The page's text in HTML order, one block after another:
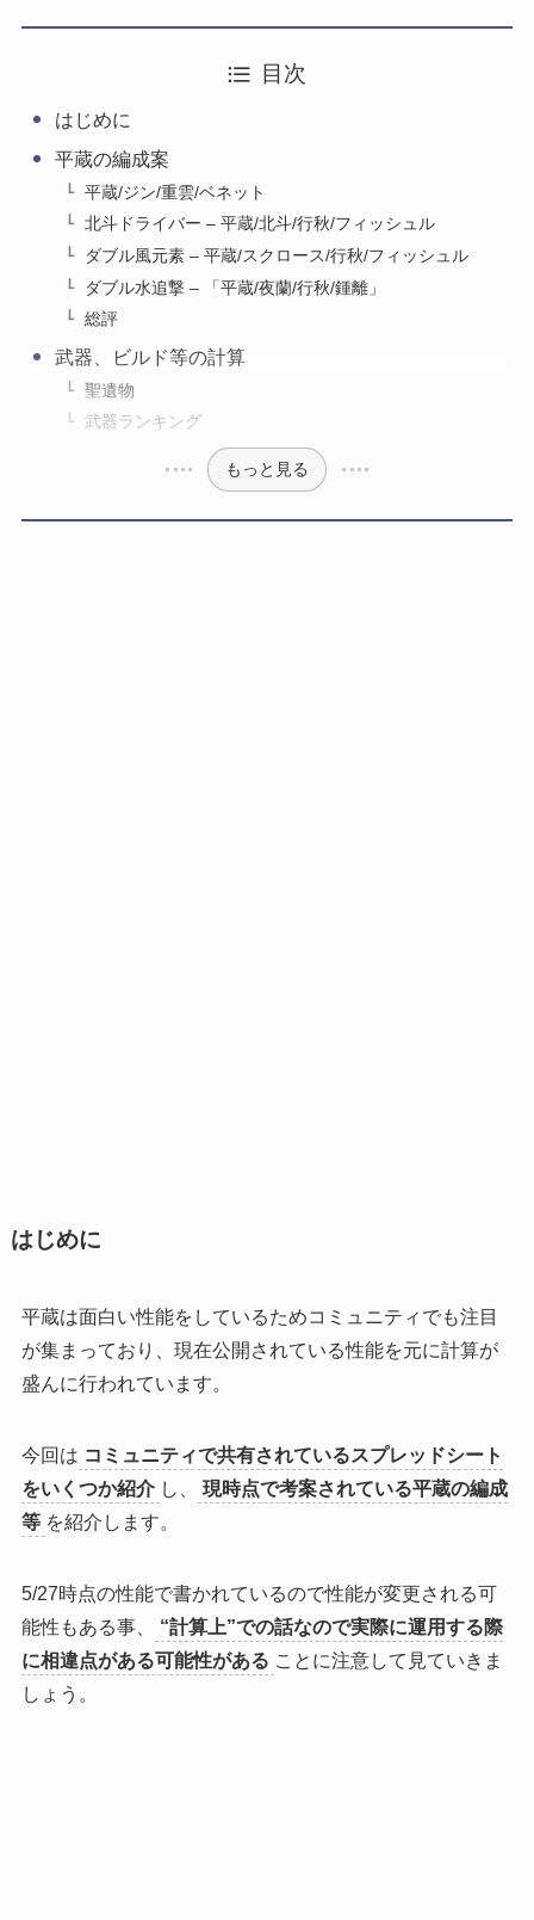
目次
はじめに
平蔵の編成案
平蔵/ジン/重雲/ベネット
北斗ドライバー – 平蔵/北斗/行秋/フィッシュル
ダブル風元素 – 平蔵/スクロース/行秋/フィッシュル
ダブル水追撃 – 「平蔵/夜蘭/行秋/鍾離」
総評
武器、ビルド等の計算
聖遺物
武器ランキング
もっと見る
はじめに
平蔵は面白い性能をしているためコミュニティでも注目
が集まっており、現在公開されている性能を元に計算が
盛んに行われています。
今回は コミュニティで共有されているスプレッドシート
をいくつか紹介 し、
現時点で考案されている平蔵の編成
等 を紹介します。
5/27時点の性能で書かれているので性能が変更される可
能性もある事、
“計算上”での話なので実際に運用する際
に相違点がある可能性がある ことに注意して見ていきま
しょう。